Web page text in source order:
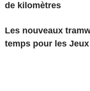
de kilomètres
Les nouveaux
temps pour les